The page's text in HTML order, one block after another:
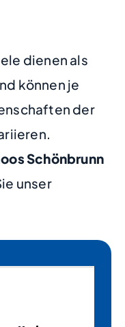
dienen als
können je
der
Schönbrunn
unser